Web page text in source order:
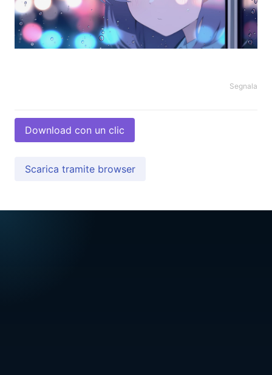
Segnala
Download con un clic
Scarica tramite browser